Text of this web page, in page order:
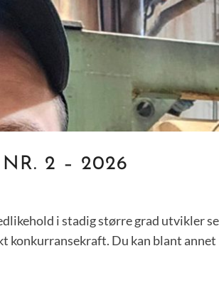
2 – 2026
i stadig større grad utvikler
Du kan blant annet